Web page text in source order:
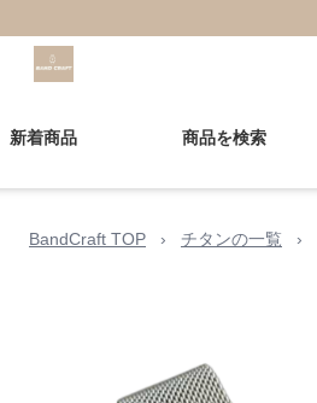
新着商品 商品を検索
BandCraft TOP › チタンの一覧 ›